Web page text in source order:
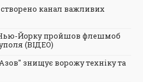
канал важливих
Нью-Йорку пройшов флешмоб
(ВІДЕО)
знищує ворожу техніку та